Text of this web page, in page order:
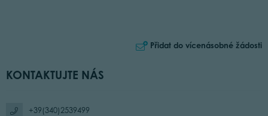
Přidat do vícenásobné žádosti
KONTAKTUJTE NÁS
+39(340)2539499